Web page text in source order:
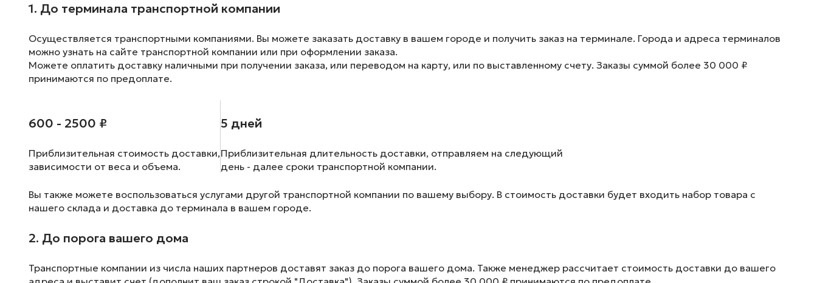
1. До терминала транспортной компании
Осуществляется транспортными компаниями. Вы можете заказать доставку в вашем городе и получить заказ на терминале. Города и адреса терминалов
можно узнать на сайте транспортной компании или при оформлении заказа.
Можете оплатить доставку наличными при получении заказа, или переводом на карту, или по выставленному счету. Заказы суммой более 30 000 ₽
принимаются по предоплате.
600 - 2500 ₽
Приблизительная стоимость доставки,
зависимости от веса и объема.
5 дней
Приблизительная длительность доставки, отправляем на следующий
день - далее сроки транспортной компании.
Вы также можете воспользоваться услугами другой транспортной компании по вашему выбору. В стоимость доставки будет входить набор товара с
нашего склада и доставка до терминала в вашем городе.
2. До порога вашего дома
Транспортные компании из числа наших партнеров доставят заказ до порога вашего дома. Также менеджер рассчитает стоимость доставки до вашего